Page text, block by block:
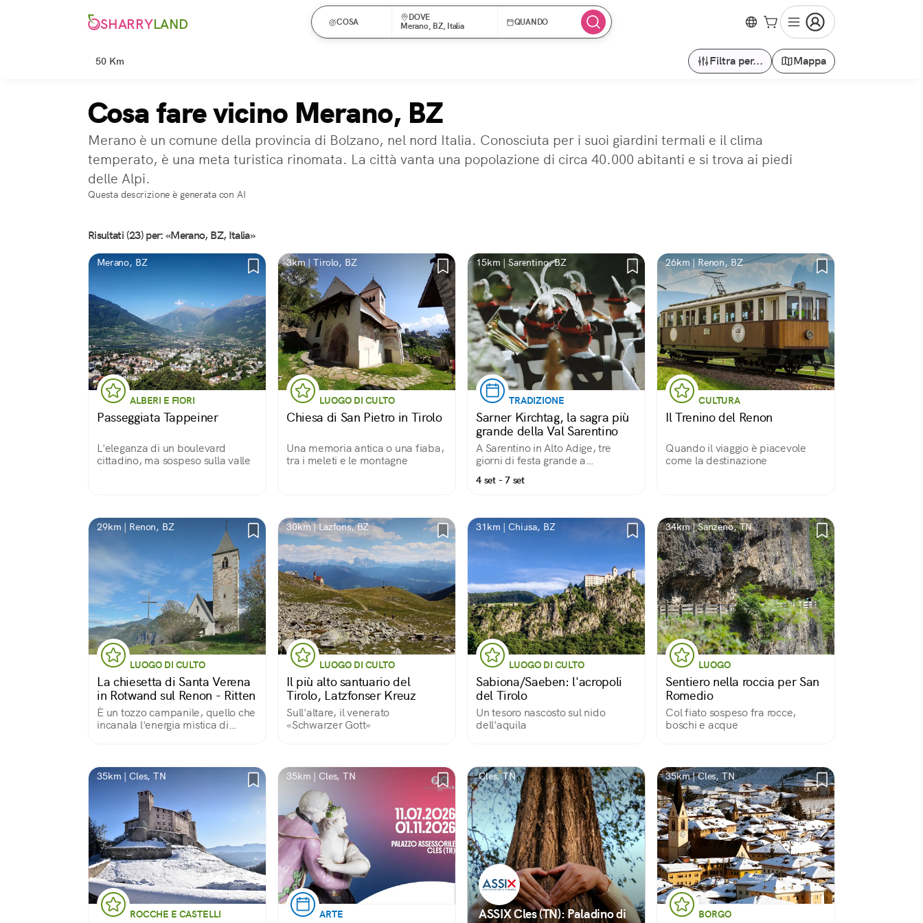
SHARRYLAND COSA
DOVE
Merano, BZ, Italia
QUANDO
50 Km Filtra per... Mappa
Cosa fare vicino Merano, BZ
Merano è un comune della provincia di Bolzano, nel nord Italia. Conosciuta per i suoi giardini termali e il clima
temperato, è una meta turistica rinomata. La città vanta una popolazione di circa 40.000 abitanti e si trova ai piedi
delle Alpi.
Questa descrizione è generata con AI
Risultati (23) per: «Merano, BZ, Italia»
Merano, BZ
ALBERI E FIORI
Passeggiata Tappeiner
L'eleganza di un boulevard
cittadino, ma sospeso sulla valle
3km | Tirolo, BZ
LUOGO DI CULTO
Chiesa di San Pietro in Tirolo
Una memoria antica o una fiaba,
tra i meleti e le montagne
15km | Sarentino, BZ
TRADIZIONE
Sarner Kirchtag, la sagra più
grande della Val Sarentino
A Sarentino in Alto Adige, tre
giorni di festa grande a
4 set - 7 set
26km | Renon, BZ
CULTURA
Il Trenino del Renon
Quando il viaggio è piacevole
come la destinazione
29km | Renon, BZ
LUOGO DI CULTO
La chiesetta di Santa Verena
in Rotwand sul Renon - Ritten
È un tozzo campanile, quello che
incanala l'energia mistica di
30km | Lazfons, BZ
LUOGO DI CULTO
Il più alto santuario del
Tirolo, Latzfonser Kreuz
Sull'altare, il venerato
«Schwarzer Gott»
31km | Chiusa, BZ
LUOGO DI CULTO
Sabiona/Saeben: l'acropoli
del Tirolo
Un tesoro nascosto sul nido
dell'aquila
34km | Sanzeno, TN
LUOGO
Sentiero nella roccia per San
Romedio
Col fiato sospeso fra rocce,
boschi e acque
35km | Cles, TN
ROCCHE E CASTELLI
35km | Cles, TN
ARTE
Cles, TN
ASSIX Cles (TN): Paladino di
35km | Cles, TN
BORGO